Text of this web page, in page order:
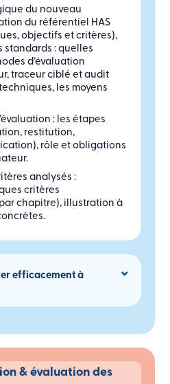
du nouveau
du référentiel HAS
objectifs et critères),
standards : quelles
d’évaluation
traceur ciblé et audit
les moyens
: les étapes
restitution,
rôle et obligations
analysés :
critères
chapitre), illustration à
efficacement à
& évaluation des